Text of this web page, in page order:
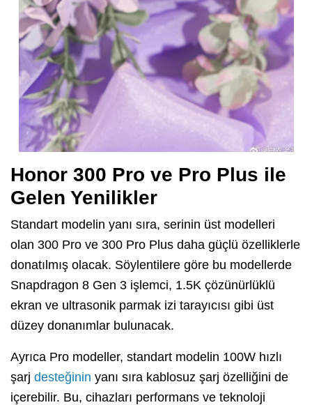
Honor 300 Pro ve Pro Plus ile
Gelen Yenilikler
Standart modelin yanı sıra, serinin üst modelleri
olan 300 Pro ve 300 Pro Plus daha güçlü özelliklerle
donatılmış olacak. Söylentilere göre bu modellerde
Snapdragon 8 Gen 3 işlemci, 1.5K çözünürlüklü
ekran ve ultrasonik parmak izi tarayıcısı gibi üst
düzey donanımlar bulunacak.
Ayrıca Pro modeller, standart modelin 100W hızlı
şarj desteğinin yanı sıra kablosuz şarj özelliğini de
içerebilir. Bu, cihazları performans ve teknoloji